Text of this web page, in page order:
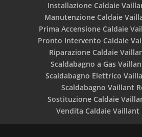
Installazione Caldaie
Manutenzione Caldaie
Prima Accensione Caldaie
Pronto Intervento Caldaie
Riparazione Caldaie
Scaldabagno a Gas
Scaldabagno Elettrico
Scaldabagno Vaillant
Sostituzione Caldaie
Vendita Caldaie Vaillant